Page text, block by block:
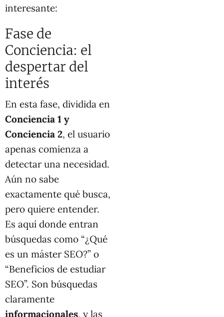
interesante:
Fase de
Conciencia: el
despertar del
interés
En esta fase, dividida en
Conciencia 1 y
Conciencia 2, el usuario
apenas comienza a
detectar una necesidad.
Aún no sabe
exactamente qué busca,
pero quiere entender.
Es aquí donde entran
búsquedas como “¿Qué
es un máster SEO?” o
“Beneficios de estudiar
SEO”. Son búsquedas
claramente
informacionales, y las